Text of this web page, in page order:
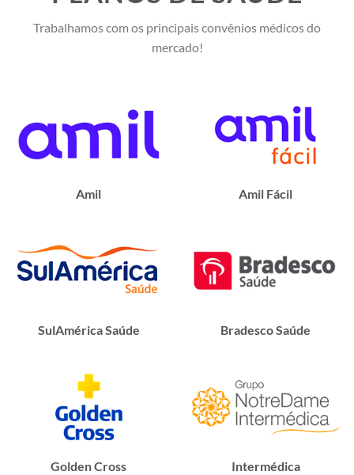
Trabalhamos com os principais convênios médicos do
mercado!
Amil Amil Fácil
SulAmérica Saúde Bradesco Saúde
Golden Cross Intermédica